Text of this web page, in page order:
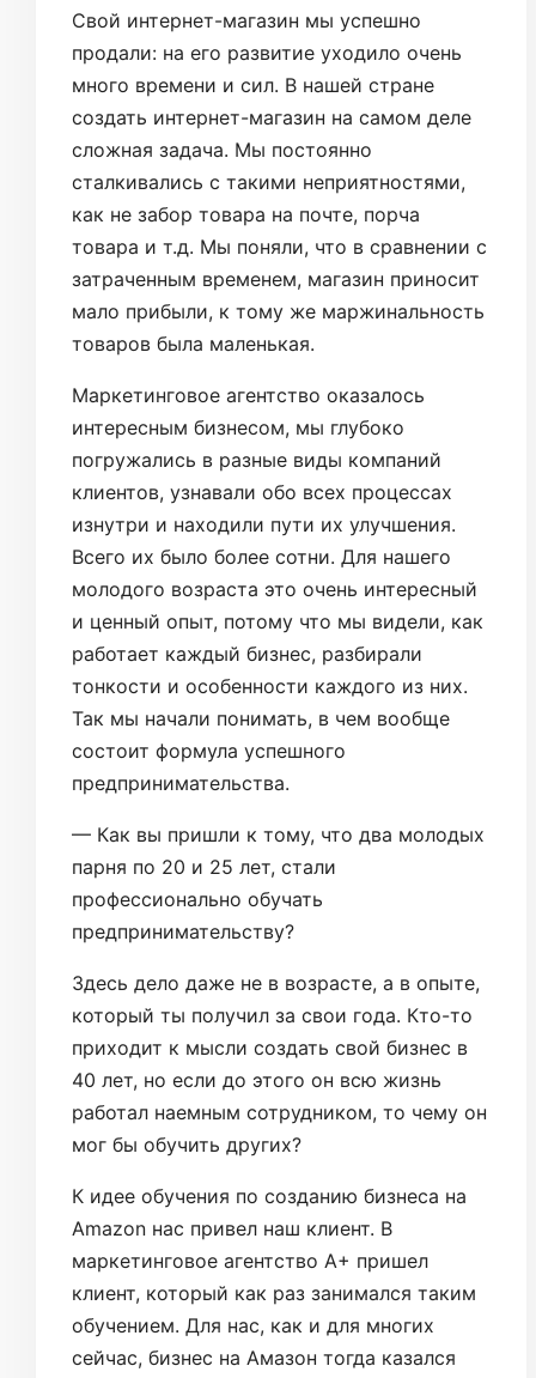
Свой интернет-магазин мы успешно
продали: на его развитие уходило очень
много времени и сил. В нашей стране
создать интернет-магазин на самом деле
сложная задача. Мы постоянно
сталкивались с такими неприятностями,
как не забор товара на почте, порча
товара и т.д. Мы поняли, что в сравнении с
затраченным временем, магазин приносит
мало прибыли, к тому же маржинальность
товаров была маленькая.
Маркетинговое агентство оказалось
интересным бизнесом, мы глубоко
погружались в разные виды компаний
клиентов, узнавали обо всех процессах
изнутри и находили пути их улучшения.
Всего их было более сотни. Для нашего
молодого возраста это очень интересный
и ценный опыт, потому что мы видели, как
работает каждый бизнес, разбирали
тонкости и особенности каждого из них.
Так мы начали понимать, в чем вообще
состоит формула успешного
предпринимательства.
— Как вы пришли к тому, что два молодых
парня по 20 и 25 лет, стали
профессионально обучать
предпринимательству?
Здесь дело даже не в возрасте, а в опыте,
который ты получил за свои года. Кто-то
приходит к мысли создать свой бизнес в
40 лет, но если до этого он всю жизнь
работал наемным сотрудником, то чему он
мог бы обучить других?
К идее обучения по созданию бизнеса на
Amazon нас привел наш клиент. В
маркетинговое агентство A+ пришел
клиент, который как раз занимался таким
обучением. Для нас, как и для многих
сейчас, бизнес на Амазон тогда казался